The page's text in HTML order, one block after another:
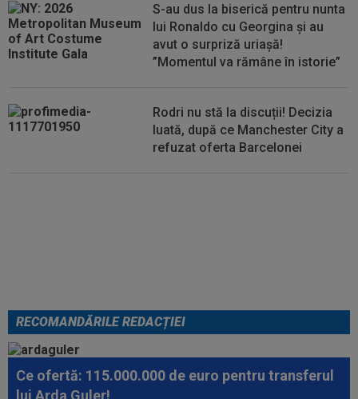
S-au dus la biserică pentru nunta
lui Ronaldo cu Georgina și au
avut o surpriză uriașă!
”Momentul va rămâne în istorie”
Rodri nu stă la discuții! Decizia
luată, după ce Manchester City a
refuzat oferta Barcelonei
RECOMANDĂRILE REDACȚIEI
Ce ofertă: 115.000.000 de euro pentru transferul
lui Arda Guler!